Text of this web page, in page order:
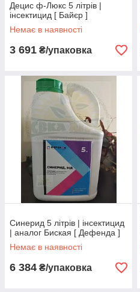
Децис ф-Люкс 5 літрів |
інсектицид [ Байєр ]
Немає в наявності
3 691 ₴/упаковка
Синерид 5 літрів | інсектицид
| аналог Биская [ Дефенда ]
Немає в наявності
6 384 ₴/упаковка